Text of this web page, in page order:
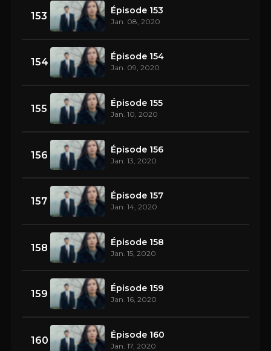
153 Épisode 153
Jan. 08, 2020
154 Épisode 154
Jan. 09, 2020
155 Épisode 155
Jan. 10, 2020
156 Épisode 156
Jan. 13, 2020
157 Épisode 157
Jan. 14, 2020
158 Épisode 158
Jan. 15, 2020
159 Épisode 159
Jan. 16, 2020
160 Épisode 160
Jan. 17, 2020